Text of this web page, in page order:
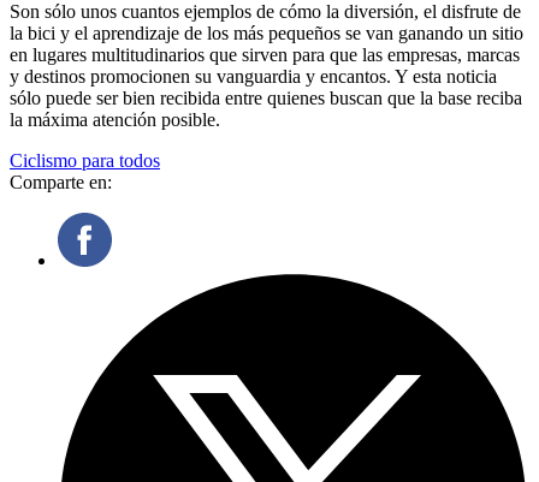
Son sólo unos cuantos ejemplos de cómo la diversión, el disfrute de
la bici y el aprendizaje de los más pequeños se van ganando un sitio
en lugares multitudinarios que sirven para que las empresas, marcas
y destinos promocionen su vanguardia y encantos. Y esta noticia
sólo puede ser bien recibida entre quienes buscan que la base reciba
la máxima atención posible.
Ciclismo para todos
Comparte en: